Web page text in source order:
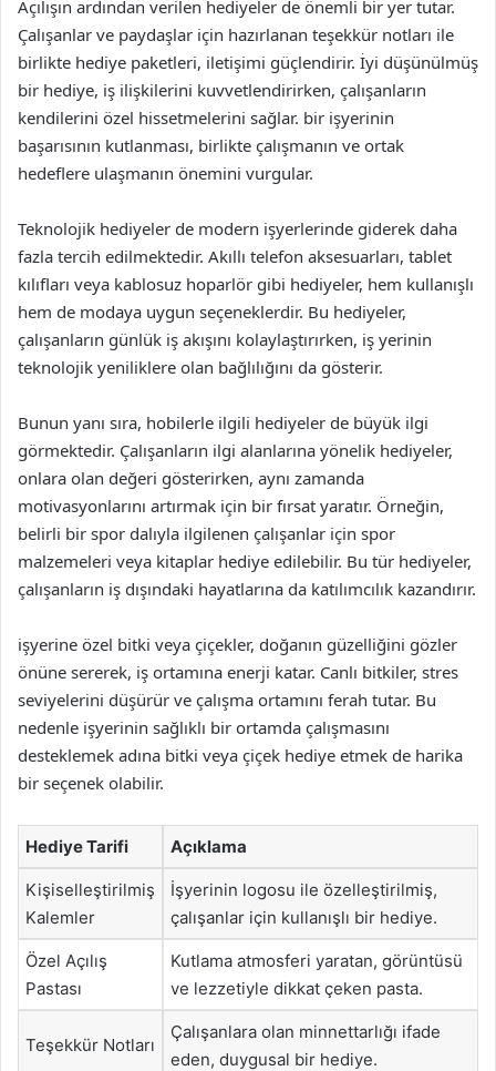
Açılışın ardından verilen hediyeler de önemli bir yer tutar.
Çalışanlar ve paydaşlar için hazırlanan teşekkür notları ile
birlikte hediye paketleri, iletişimi güçlendirir. İyi düşünülmüş
bir hediye, iş ilişkilerini kuvvetlendirirken, çalışanların
kendilerini özel hissetmelerini sağlar. bir işyerinin
başarısının kutlanması, birlikte çalışmanın ve ortak
hedeflere ulaşmanın önemini vurgular.
Teknolojik hediyeler de modern işyerlerinde giderek daha
fazla tercih edilmektedir. Akıllı telefon aksesuarları, tablet
kılıfları veya kablosuz hoparlör gibi hediyeler, hem kullanışlı
hem de modaya uygun seçeneklerdir. Bu hediyeler,
çalışanların günlük iş akışını kolaylaştırırken, iş yerinin
teknolojik yeniliklere olan bağlılığını da gösterir.
Bunun yanı sıra, hobilerle ilgili hediyeler de büyük ilgi
görmektedir. Çalışanların ilgi alanlarına yönelik hediyeler,
onlara olan değeri gösterirken, aynı zamanda
motivasyonlarını artırmak için bir fırsat yaratır. Örneğin,
belirli bir spor dalıyla ilgilenen çalışanlar için spor
malzemeleri veya kitaplar hediye edilebilir. Bu tür hediyeler,
çalışanların iş dışındaki hayatlarına da katılımcılık kazandırır.
işyerine özel bitki veya çiçekler, doğanın güzelliğini gözler
önüne sererek, iş ortamına enerji katar. Canlı bitkiler, stres
seviyelerini düşürür ve çalışma ortamını ferah tutar. Bu
nedenle işyerinin sağlıklı bir ortamda çalışmasını
desteklemek adına bitki veya çiçek hediye etmek de harika
bir seçenek olabilir.
Hediye Tarifi Açıklama
Kişiselleştirilmiş
Kalemler
İşyerinin logosu ile özelleştirilmiş,
çalışanlar için kullanışlı bir hediye.
Özel Açılış
Pastası
Kutlama atmosferi yaratan, görüntüsü
ve lezzetiyle dikkat çeken pasta.
Teşekkür Notları
Çalışanlara olan minnettarlığı ifade
eden, duygusal bir hediye.